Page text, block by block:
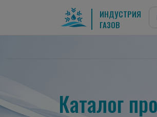
ИНДУСТРИЯ
ГАЗОВ
Каталог